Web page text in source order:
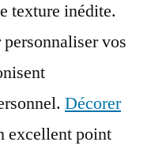
texture inédite.
vos
Décorer
excellent point